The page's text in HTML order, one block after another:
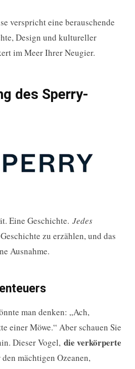
verspricht eine berauschende
Design und kultureller
im Meer Ihrer Neugier.
des Sperry-
Eine Geschichte. Jedes
zu erzählen, und das
Ausnahme.
man denken: „Ach,
einer Möwe.“ Aber schauen Sie
Dieser Vogel, die verkörperte
mächtigen Ozeanen,